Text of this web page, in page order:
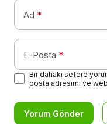
Ad *
E-Posta *
Bir dahaki sefere
posta adresimi ve
Yorum Gönder